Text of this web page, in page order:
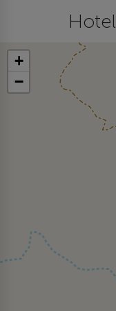
Hotel
+
−